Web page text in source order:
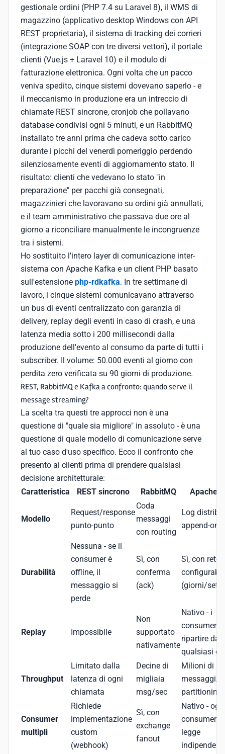
gestionale ordini (PHP 7.4 su Laravel 8), il WMS di
magazzino (applicativo desktop Windows con API
REST proprietaria), il sistema di tracking dei corrieri
(integrazione SOAP con tre diversi vettori), il portale
clienti (Vue.js + Laravel 10) e il modulo di
fatturazione elettronica. Ogni volta che un pacco
veniva spedito, cinque sistemi dovevano saperlo - e
il meccanismo in produzione era un intreccio di
chiamate REST sincrone, cronjob che pollavano
database condivisi ogni 5 minuti, e un RabbitMQ
installato tre anni prima che cadeva sotto carico
durante i picchi del venerdì pomeriggio perdendo
silenziosamente eventi di aggiornamento stato. Il
risultato: clienti che vedevano lo stato "in
preparazione" per pacchi già consegnati,
magazzinieri che lavoravano su ordini già annullati,
e il team amministrativo che passava due ore al
giorno a riconciliare manualmente le incongruenze
tra i sistemi.
Ho sostituito l'intero layer di comunicazione inter-
sistema con Apache Kafka e un client PHP basato
sull'estensione php-rdkafka. In tre settimane di
lavoro, i cinque sistemi comunicavano attraverso
un bus di eventi centralizzato con garanzia di
delivery, replay degli eventi in caso di crash, e una
latenza media sotto i 200 millisecondi dalla
produzione dell'evento al consumo da parte di tutti i
subscriber. Il volume: 50.000 eventi al giorno con
perdita zero verificata su 90 giorni di produzione.
REST, RabbitMQ e Kafka a confronto: quando serve il
message streaming?
La scelta tra questi tre approcci non è una
questione di "quale sia migliore" in assoluto - è una
questione di quale modello di comunicazione serve
al tuo caso d'uso specifico. Ecco il confronto che
presento ai clienti prima di prendere qualsiasi
decisione architetturale:
Caratteristica
REST sincrono RabbitMQ Apache
Modello
Request/response
punto-punto
Coda
messaggi
con routing
Log
append-only
Durabilità
Nessuna - se il
consumer è
offline, il
messaggio si
perde
Sì, con
conferma
(ack)
Sì, con
(giorni/
Replay Impossibile
Non
supportato
nativamente
Nativo - i
consumer
ripartire da
qualsiasi
Throughput
Limitato dalla
latenza di ogni
chiamata
Decine di
migliaia
msg/sec
Milioni di
messaggi/
partitioning
Consumer
multipli
Richiede
implementazione
custom
(webhook)
Sì, con
exchange
fanout
Nativo -
consumer
legge